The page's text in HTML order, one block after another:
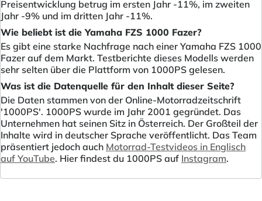
Preisentwicklung betrug im ersten Jahr -11%, im zweiten
Jahr -9% und im dritten Jahr -11%.
Wie beliebt ist die Yamaha FZS 1000 Fazer?
Es gibt eine starke Nachfrage nach einer Yamaha FZS 1000
Fazer auf dem Markt. Testberichte dieses Modells werden
sehr selten über die Plattform von 1000PS gelesen.
Was ist die Datenquelle für den Inhalt dieser Seite?
Die Daten stammen von der Online-Motorradzeitschrift
'1000PS'. 1000PS wurde im Jahr 2001 gegründet. Das
Unternehmen hat seinen Sitz in Österreich. Der Großteil der
Inhalte wird in deutscher Sprache veröffentlicht. Das Team
präsentiert jedoch auch Motorrad-Testvideos in Englisch
auf YouTube. Hier findest du 1000PS auf Instagram.